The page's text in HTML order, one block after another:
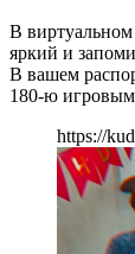
В
яркий и
В вашем
180-ю
https://